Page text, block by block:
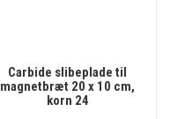
Carbide slibeplade til
magnetbræt 20 x 10 cm,
korn 24